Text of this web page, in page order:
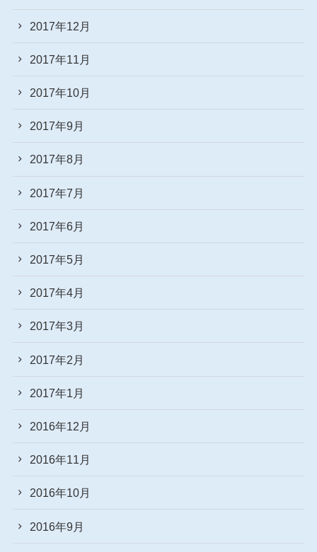
2017年12月
2017年11月
2017年10月
2017年9月
2017年8月
2017年7月
2017年6月
2017年5月
2017年4月
2017年3月
2017年2月
2017年1月
2016年12月
2016年11月
2016年10月
2016年9月